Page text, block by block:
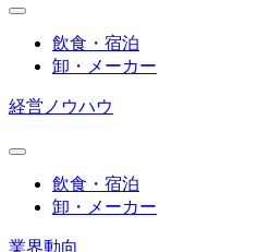
飲食・宿泊
卸・メーカー
経営ノウハウ
飲食・宿泊
卸・メーカー
業界動向